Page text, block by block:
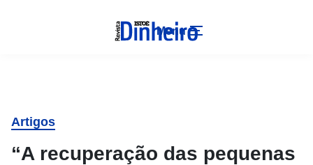
Menu
Artigos
“A recuperação das pequenas